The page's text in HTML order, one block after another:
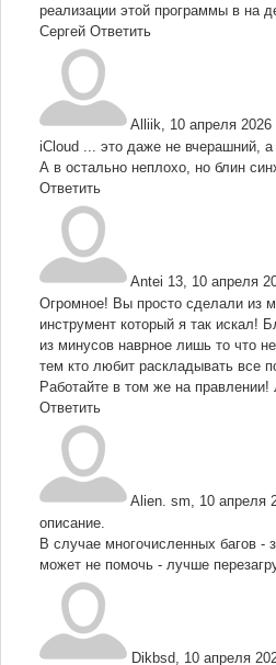
реализации этой программы в на
Сергей Ответить
Alliik, 10 апреля
iCloud ... это даже не вчерашний,
А в остально неплохо, но блин
Ответить
Antei 13, 10 апреля
Огромное! Вы просто сделали из
инструмент который я так искал!
из минусов наврное лишь то что
тем кто любит раскладывать все
Работайте в том же на
Ответить
Alien. sm, 10 апреля
описание.
В случае многочисленных багов -
может не помочь - лучше
Dikbsd, 10 апреля